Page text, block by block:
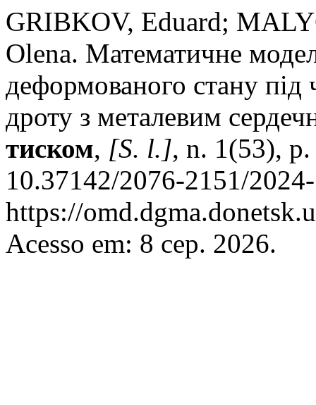
GRIBKOV, Eduard;
Olena. Математичне
деформованого стану
дроту з металевим
тиском, [S. l.], n. 1(53),
10.37142/2076-2151/
https://
Acesso em: 8 сер. 2026.